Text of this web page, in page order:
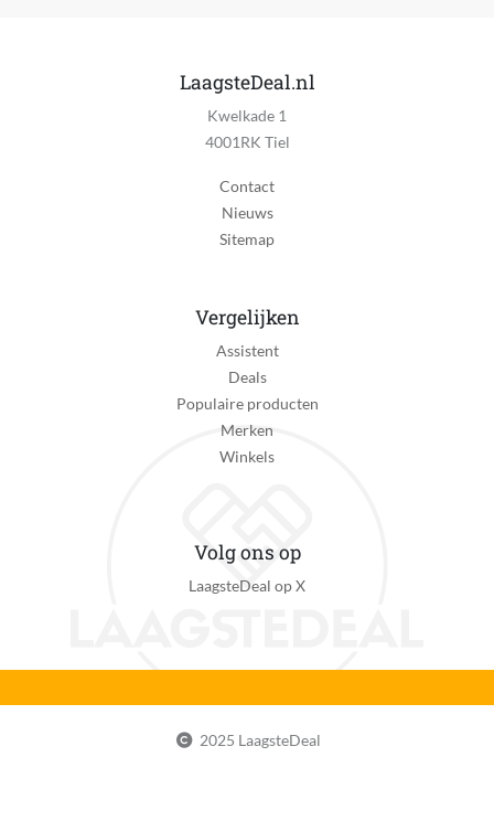
LaagsteDeal.nl
Kwelkade 1
4001RK Tiel
Contact
Nieuws
Sitemap
Vergelijken
Assistent
Deals
Populaire producten
Merken
Winkels
Volg ons op
LaagsteDeal op X
2025 LaagsteDeal